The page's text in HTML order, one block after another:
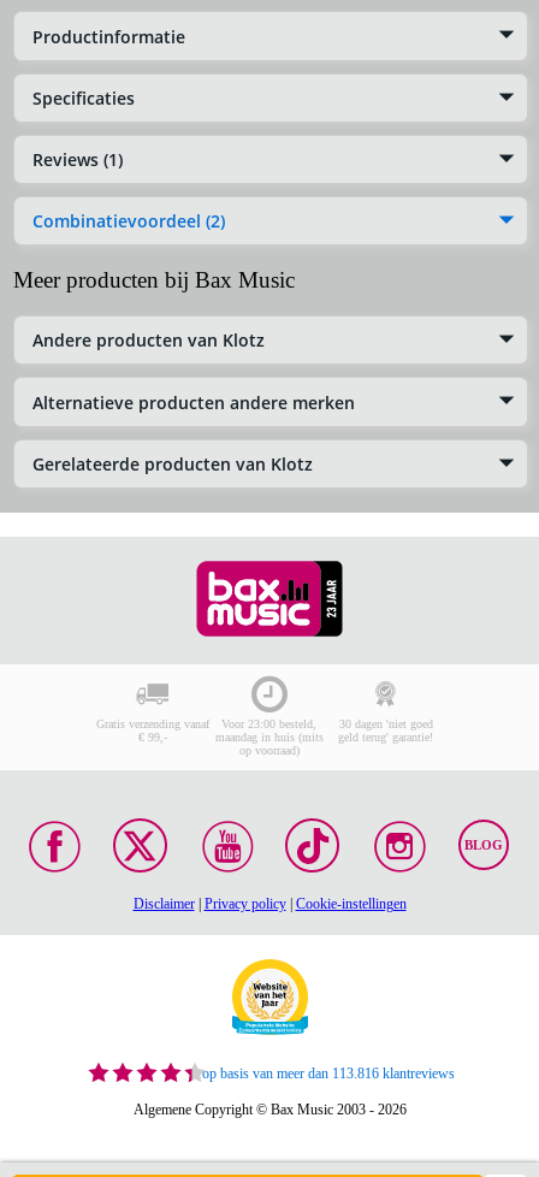
Productinformatie
Specificaties
Reviews (1)
Combinatievoordeel (2)
Meer producten bij Bax Music
Andere producten van Klotz
Alternatieve producten andere merken
Gerelateerde producten van Klotz
Gratis verzending vanaf
€ 99,-
Voor 23:00 besteld,
maandag in huis (mits
op voorraad)
30 dagen 'niet goed
geld terug' garantie!
BLOG
Disclaimer| Privacy policy| Cookie-instellingen
op basis van meer dan 113.816 klantreviews
Algemene Copyright © Bax Music 2003 - 2026